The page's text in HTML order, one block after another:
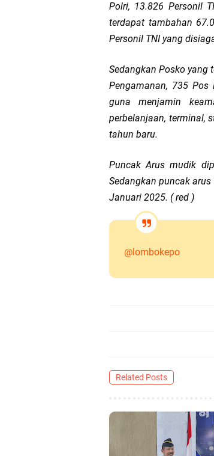
Polri, 13.826 Personil
terdapat tambahan
Personil TNI yang
Sedangkan Posko yang
Pengamanan, 735
guna menjamin
perbelanjaan, terminal,
tahun baru.
Puncak Arus mudik
Sedangkan puncak
Januari 2025. ( red )
@lombokepo
Related Posts